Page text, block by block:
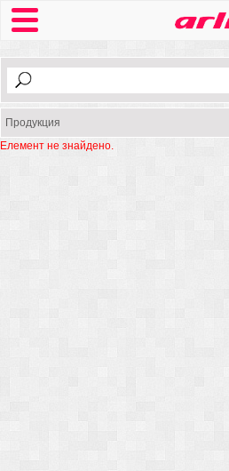
Продукция
Елемент не знайдено.